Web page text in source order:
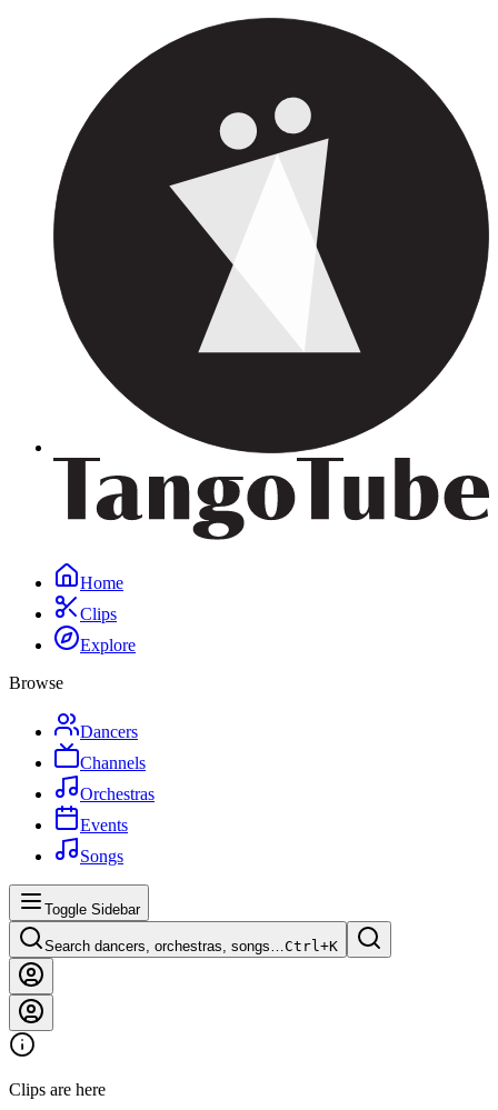
Home
Clips
Explore
Browse
Dancers
Channels
Orchestras
Events
Songs
Toggle Sidebar
Search dancers, orchestras, songs…Ctrl+K
Clips are here